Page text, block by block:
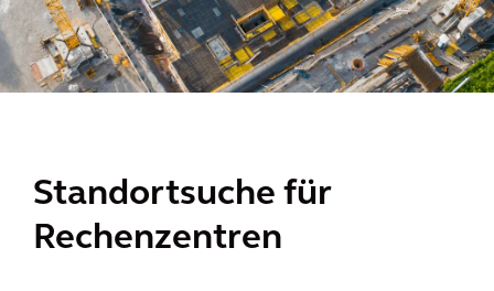
Standortsuche für
Rechenzentren